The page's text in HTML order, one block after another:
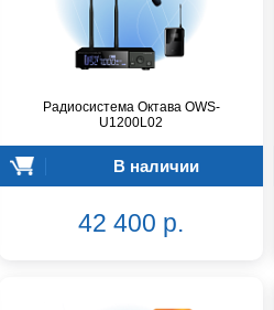
Радиосистема Октава OWS-
U1200L02
В наличии
42 400 р.